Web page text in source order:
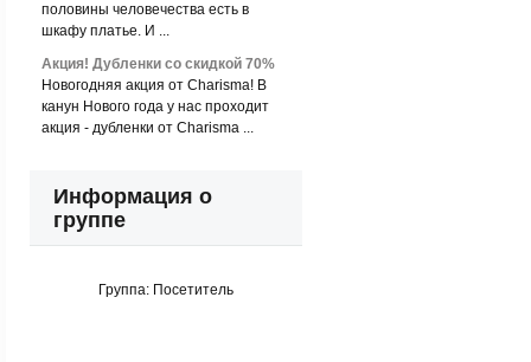
половины человечества есть в
шкафу платье. И ...
Акция! Дубленки со скидкой 70%
Новогодняя акция от Charisma! В
канун Нового года у нас проходит
акция - дубленки от Charisma ...
Информация о
группе
Группа: Посетитель